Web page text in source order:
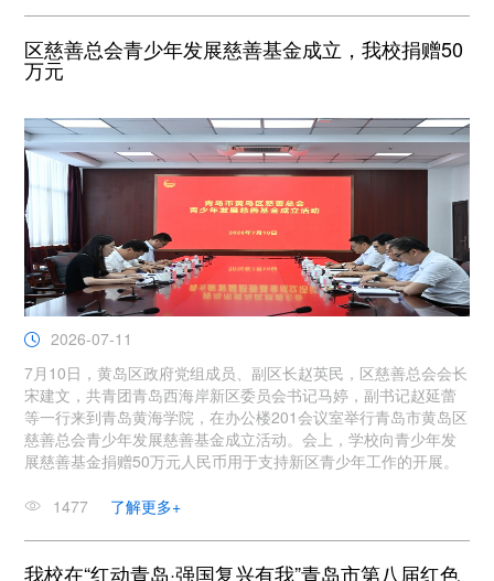
区慈善总会青少年发展慈善基金成立，我校捐赠50
万元
2026-07-11
7月10日，黄岛区政府党组成员、副区长赵英民，区慈善总会会长
宋建文，共青团青岛西海岸新区委员会书记马婷，副书记赵延蕾
等一行来到青岛黄海学院，在办公楼201会议室举行青岛市黄岛区
慈善总会青少年发展慈善基金成立活动。会上，学校向青少年发
展慈善基金捐赠50万元人民币用于支持新区青少年工作的开展。
1477 了解更多+
我校在“红动青岛·强国复兴有我”青岛市第八届红色